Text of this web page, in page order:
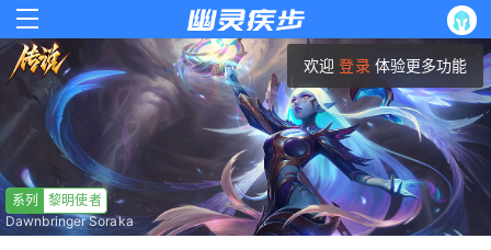
欢迎 登录 体验更多功能
Dawnbringer Soraka
系列 黎明使者